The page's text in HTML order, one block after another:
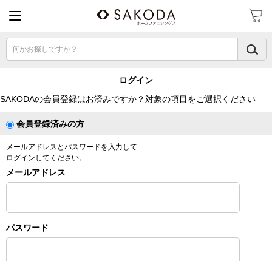
何かお探しですか？
ログイン
SAKODAの会員登録はお済みですか？対象の項目をご選択ください
会員登録済みの方
メールアドレスとパスワードを入力して
ログインしてください。
メールアドレス
パスワード